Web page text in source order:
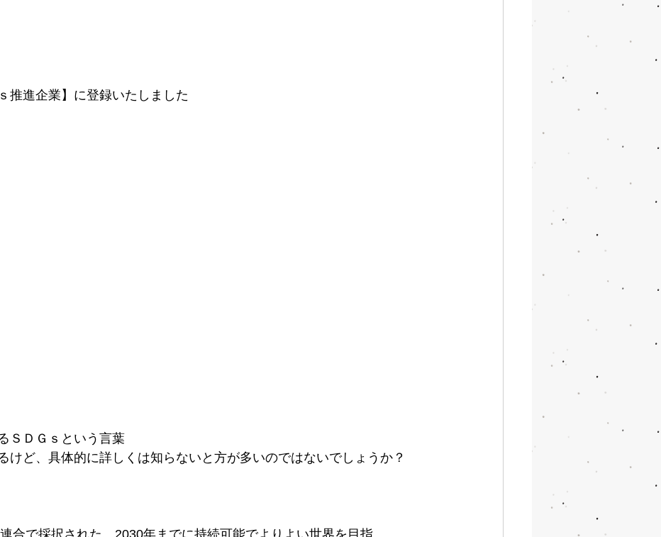
推進企業】に登録いたしました
ＳＤＧｓという言葉
けど、具体的に詳しくは知らないと方が多いのではないでしょうか？
連合で採択された、2030年までに持続可能でよりよい世界を目指